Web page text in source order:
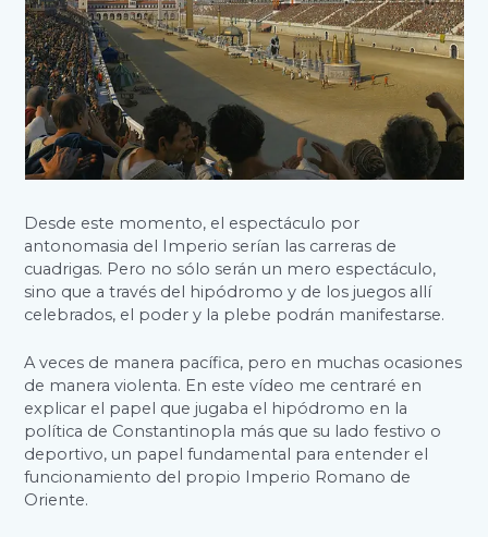
Desde este momento, el espectáculo por
antonomasia del Imperio serían las carreras de
cuadrigas. Pero no sólo serán un mero espectáculo,
sino que a través del hipódromo y de los juegos allí
celebrados, el poder y la plebe podrán manifestarse.
A veces de manera pacífica, pero en muchas ocasiones
de manera violenta. En este vídeo me centraré en
explicar el papel que jugaba el hipódromo en la
política de Constantinopla más que su lado festivo o
deportivo, un papel fundamental para entender el
funcionamiento del propio Imperio Romano de
Oriente.